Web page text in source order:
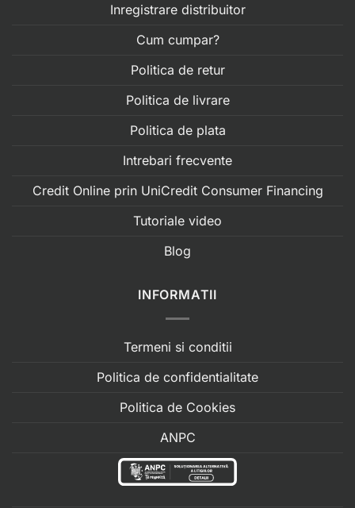
Inregistrare distribuitor
Cum cumpar?
Politica de retur
Politica de livrare
Politica de plata
Intrebari frecvente
Credit Online prin UniCredit Consumer Financing
Tutoriale video
Blog
INFORMATII
Termeni si conditii
Politica de confidentialitate
Politica de Cookies
ANPC